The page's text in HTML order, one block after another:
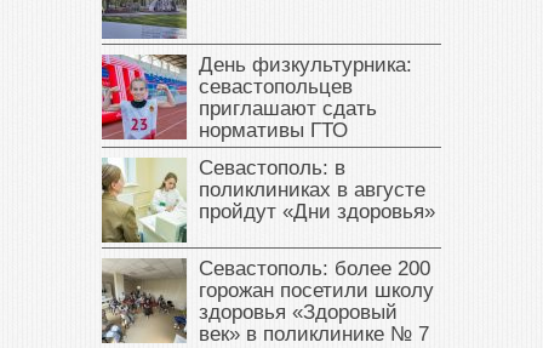
День физкультурника:
севастопольцев
приглашают сдать
нормативы ГТО
Севастополь: в
поликлиниках в августе
пройдут «Дни здоровья»
Севастополь: более 200
горожан посетили школу
здоровья «Здоровый
век» в поликлинике № 7